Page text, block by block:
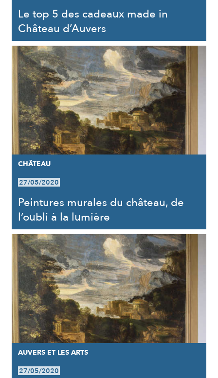
Le top 5 des cadeaux made in
Château d’Auvers
CHÂTEAU
27/05/2020
Peintures murales du château, de
l’oubli à la lumière
AUVERS ET LES ARTS
27/05/2020